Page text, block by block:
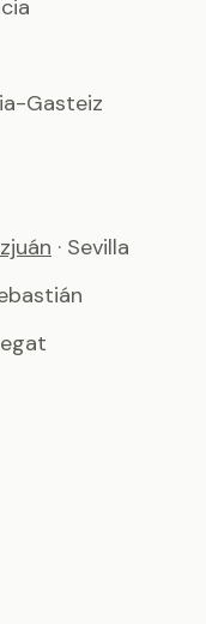
Gasteiz
· Sevilla